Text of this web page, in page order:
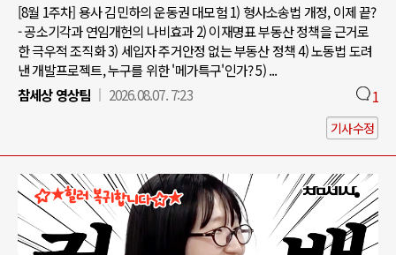
[8월 1주차] 용사 김민하의 운동권 대모험 1) 형사소송법 개정, 이제 끝?
- 공소기각과 연임개헌의 나비효과 2) 이재명표 부동산 정책을 근거로
한 극우적 조직화 3) 세입자 주거안정 없는 부동산 정책 4) 노동법 도려
낸 개발프로젝트, 누구를 위한 '메가특구'인가? 5) ...
참세상 영상팀
2026.08.07. 7:23 1
기사수정